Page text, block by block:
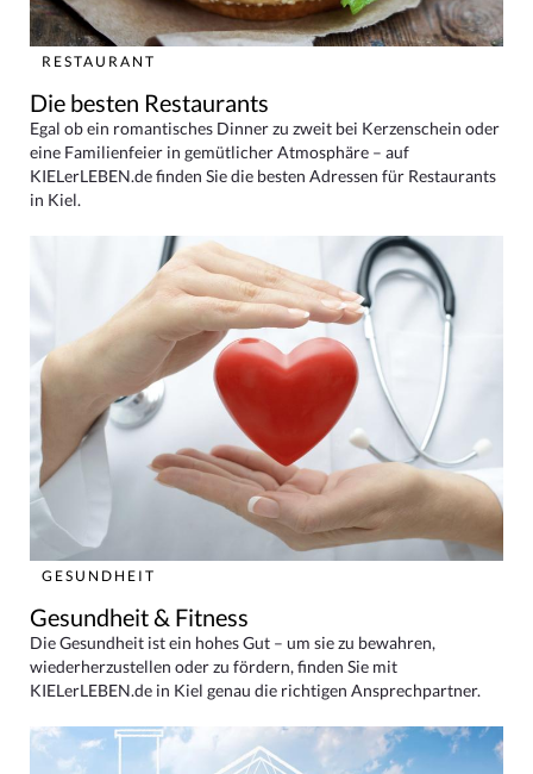
RESTAURANT
Die besten Restaurants
Egal ob ein romantisches Dinner zu zweit bei Kerzenschein oder
eine Familienfeier in gemütlicher Atmosphäre – auf
KIELerLEBEN.de finden Sie die besten Adressen für Restaurants
in Kiel.
GESUNDHEIT
Gesundheit & Fitness
Die Gesundheit ist ein hohes Gut – um sie zu bewahren,
wiederherzustellen oder zu fördern, finden Sie mit
KIELerLEBEN.de in Kiel genau die richtigen Ansprechpartner.